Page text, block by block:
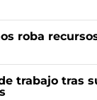
roba
trabajo tras